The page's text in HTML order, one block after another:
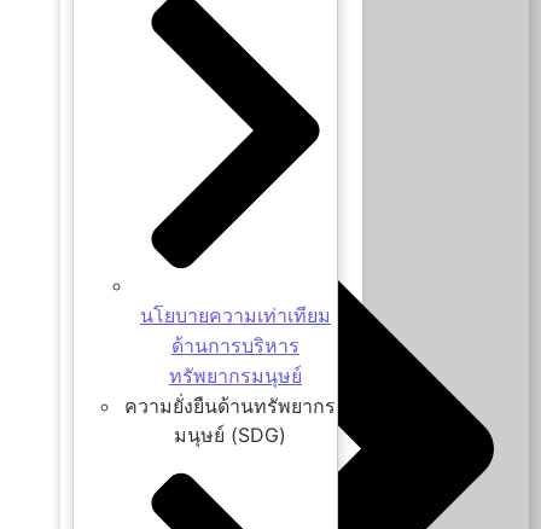
ผู้บริหารสำนัก
นโยบายความเท่าเทียม
ด้านการบริหาร
ทรัพยากรมนุษย์
ความยั่งยืนด้านทรัพยากร
มนุษย์ (SDG)